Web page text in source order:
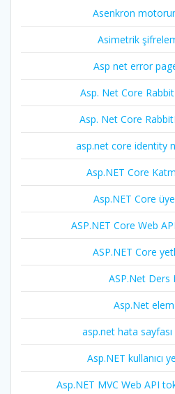
Asenkron
Asimetrik
Asp net error
Asp. Net Core
Asp. Net Core
asp.net core identity
Asp.NET Core
Asp.NET Core
ASP.NET Core Web
ASP.NET Core
ASP.Net Ders
Asp.Net
asp.net hata
Asp.NET kullanıcı
Asp.NET MVC Web API